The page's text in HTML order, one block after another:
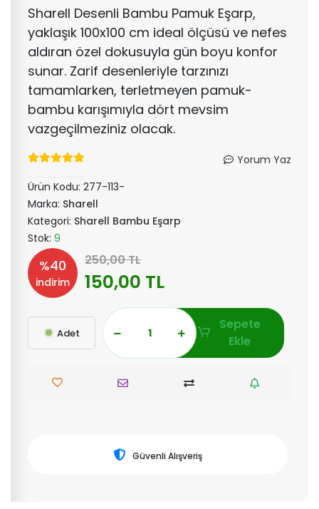
Sharell Desenli Bambu Pamuk Eşarp,
yaklaşık 100x100 cm ideal ölçüsü ve nefes
aldıran özel dokusuyla gün boyu konfor
sunar. Zarif desenleriyle tarzınızı
tamamlarken, terletmeyen pamuk-
bambu karışımıyla dört mevsim
vazgeçilmeziniz olacak.
Yorum Yaz
Ürün Kodu: 277-113-
Marka: Sharell
Kategori: Sharell Bambu Eşarp
Stok: 9
%40
indirim
250,00 TL
150,00 TL
Adet
Sepete
Ekle
Güvenli Alışveriş